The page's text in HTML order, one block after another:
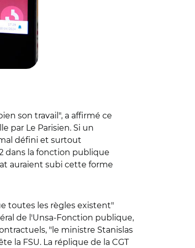
son travail", a affirmé ce
par Le Parisien. Si un
défini et surtout
dans la fonction publique
auraient subi cette forme
toutes les règles existent"
de l'Unsa-Fonction publique,
"le ministre Stanislas
la FSU. La réplique de la CGT